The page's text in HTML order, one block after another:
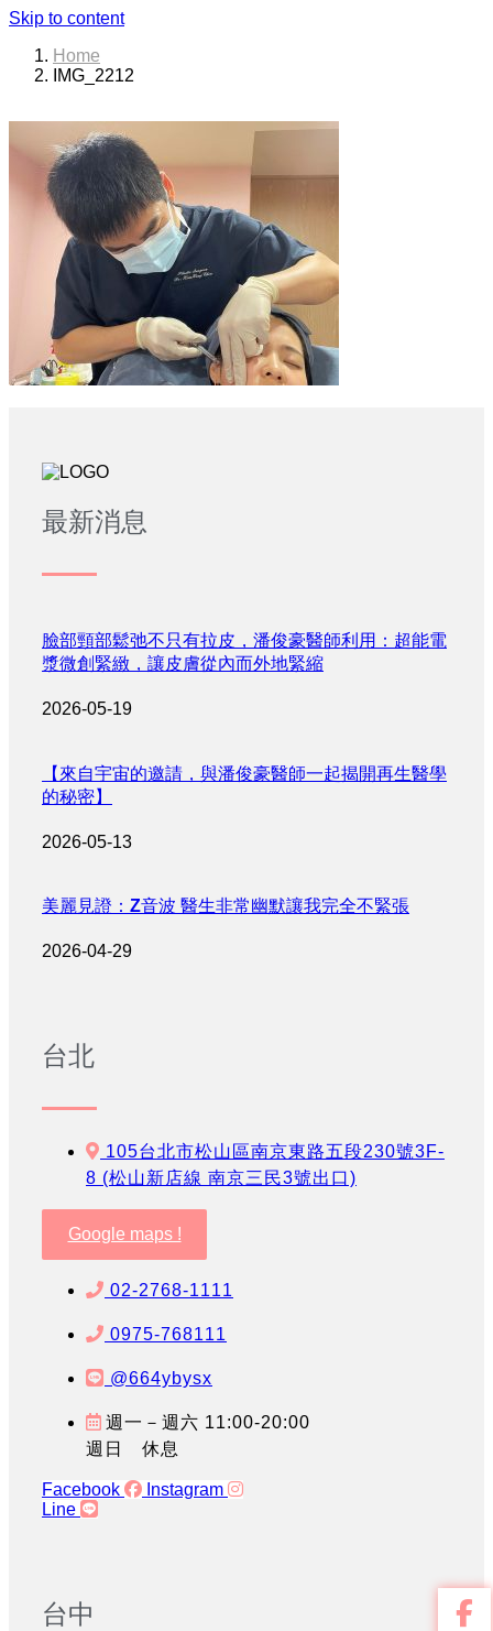
Skip to content
Home
IMG_2212
最新消息
臉部頸部鬆弛不只有拉皮，潘俊豪醫師利用：超能電
漿微創緊緻，讓皮膚從內而外地緊縮
2026-05-19
【來自宇宙的邀請，與潘俊豪醫師一起揭開再生醫學
的秘密】
2026-05-13
美麗見證：Z音波 醫生非常幽默讓我完全不緊張
2026-04-29
台北
105台北市松山區南京東路五段230號3F-
8 (松山新店線 南京三民3號出口)
Google maps !
02-2768-1111
0975-768111
@664ybysx
週一－週六 11:00-20:00
週日 休息
Facebook
Instagram
Line
台中